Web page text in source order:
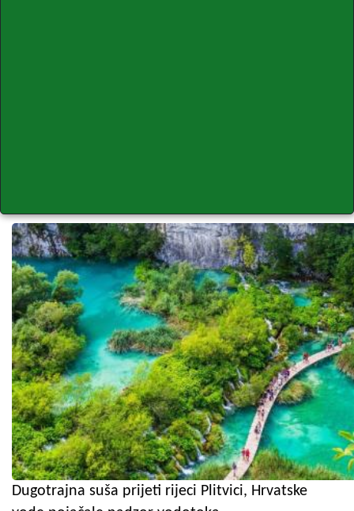
Dugotrajna suša prijeti rijeci Plitvici, Hrvatske